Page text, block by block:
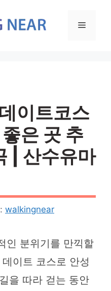
메
이트코스
은 곳 추
| 산수유마
walkingnear
인 분위기를 만끽할
이트 코스로 안성
을 따라 걷는 동안